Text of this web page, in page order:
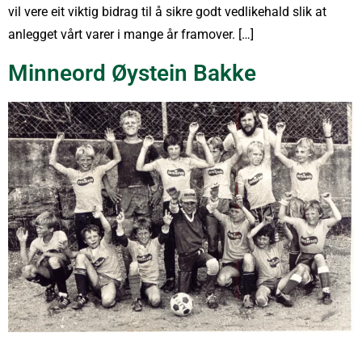
vil vere eit viktig bidrag til å sikre godt vedlikehald slik at
anlegget vårt varer i mange år framover. […]
Minneord Øystein Bakke